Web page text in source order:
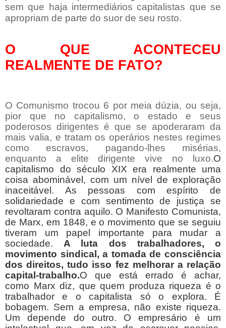
sem que haja intermediários capitalistas que se
apropriam de parte do suor de seu rosto.
O QUE ACONTECEU
REALMENTE DE FATO?
O Comunismo trocou 6 por meia dúzia, ou seja,
pior que no capitalismo, o estado e seus
poderosos dirigentes é que se apoderaram da
mais valia, e tratam os operários nestes regimes
como escravos, pagando-lhes misérias,
enquanto a elite dirigente vive no luxo.O
capitalismo do século XIX era realmente uma
coisa abominável, com um nível de exploração
inaceitável. As pessoas com espírito de
solidariedade e com sentimento de justiça se
revoltaram contra aquilo. O Manifesto Comunista,
de Marx, em 1848, e o movimento que se seguiu
tiveram um papel importante para mudar a
sociedade. A luta dos trabalhadores, o
movimento sindical, a tomada de consciência
dos direitos, tudo isso fez melhorar a relação
capital-trabalho.O que está errado é achar,
como Marx diz, que quem produza riqueza é o
trabalhador e o capitalista só o explora. É
bobagem. Sem a empresa, não existe riqueza.
Um depende do outro. O empresário é um